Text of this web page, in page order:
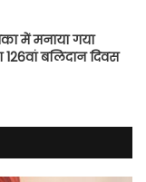
में मनाया गया
126वां बलिदान दिवस